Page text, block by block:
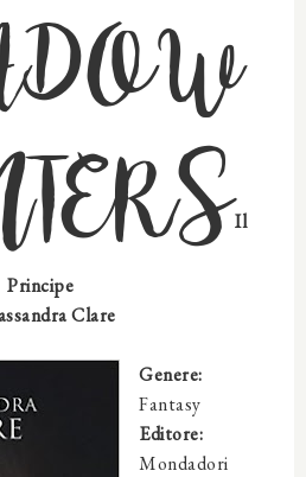
Il
Principe
Clare
Genere:
Fantasy
Editore:
Mondadori